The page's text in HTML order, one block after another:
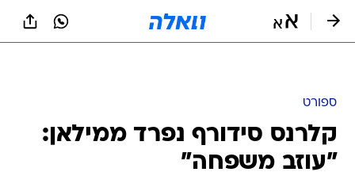
ספורט
קלרנס סידורף נפרד ממילאן:
"עוזב משפחה"